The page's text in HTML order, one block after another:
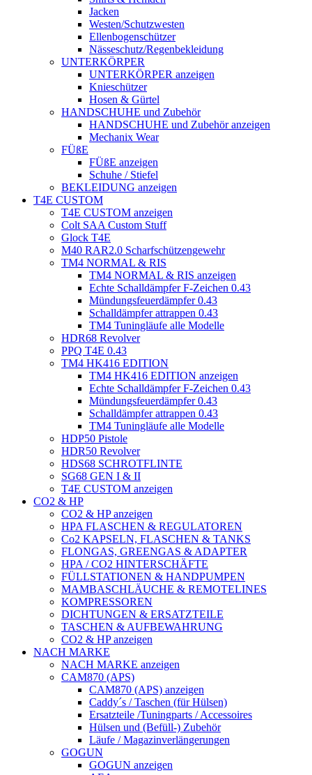
Jacken
Westen/Schutzwesten
Ellenbogenschützer
Nässeschutz/Regenbekleidung
UNTERKÖRPER
UNTERKÖRPER anzeigen
Knieschützer
Hosen & Gürtel
HANDSCHUHE und Zubehör
HANDSCHUHE und Zubehör anzeigen
Mechanix Wear
FÜßE
FÜßE anzeigen
Schuhe / Stiefel
BEKLEIDUNG anzeigen
T4E CUSTOM
T4E CUSTOM anzeigen
Colt SAA Custom Stuff
Glock T4E
M40 RAR2.0 Scharfschützengewehr
TM4 NORMAL & RIS
TM4 NORMAL & RIS anzeigen
Echte Schalldämpfer F-Zeichen 0.43
Mündungsfeuerdämpfer 0.43
Schalldämpfer attrappen 0.43
TM4 Tuningläufe alle Modelle
HDR68 Revolver
PPQ T4E 0.43
TM4 HK416 EDITION
TM4 HK416 EDITION anzeigen
Echte Schalldämpfer F-Zeichen 0.43
Mündungsfeuerdämpfer 0.43
Schalldämpfer attrappen 0.43
TM4 Tuningläufe alle Modelle
HDP50 Pistole
HDR50 Revolver
HDS68 SCHROTFLINTE
SG68 GEN I & II
T4E CUSTOM anzeigen
CO2 & HP
CO2 & HP anzeigen
HPA FLASCHEN & REGULATOREN
Co2 KAPSELN, FLASCHEN & TANKS
FLONGAS, GREENGAS & ADAPTER
HPA / CO2 HINTERSCHÄFTE
FÜLLSTATIONEN & HANDPUMPEN
MAMBASCHLÄUCHE & REMOTELINES
KOMPRESSOREN
DICHTUNGEN & ERSATZTEILE
TASCHEN & AUFBEWAHRUNG
CO2 & HP anzeigen
NACH MARKE
NACH MARKE anzeigen
CAM870 (APS)
CAM870 (APS) anzeigen
Caddy´s / Taschen (für Hülsen)
Ersatzteile /Tuningparts / Accessoires
Hülsen und (Befüll-) Zubehör
Läufe / Magazinverlängerungen
GOGUN
GOGUN anzeigen